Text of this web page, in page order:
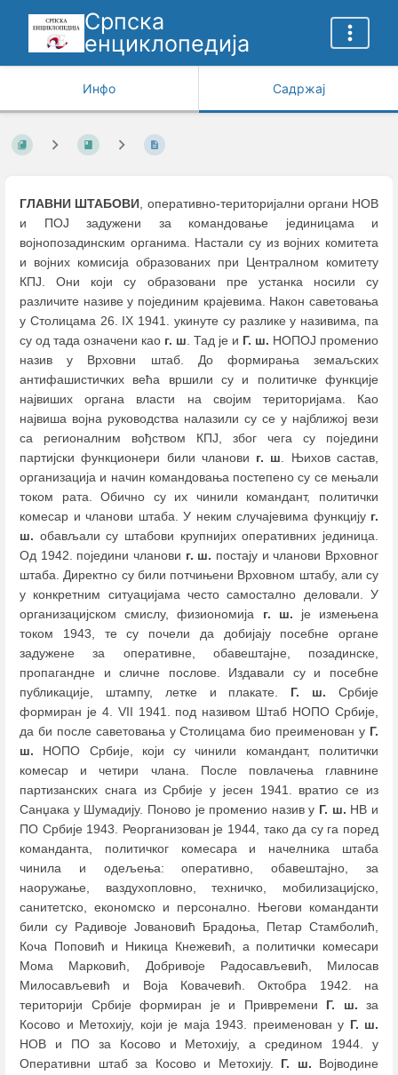
Српска
енциклопедија
Инфо Садржај
ГЛАВНИ ШТАБОВИ, оперативно-територијални органи НОВ
и ПОЈ задужени за командовање јединицама и
војнопозадинским органима. Настали су из војних комитета
и војних комисија образованих при Централном комитету
КПЈ. Они који су образовани пре устанка носили су
различите називе у појединим крајевима. Након саветовања
у Столицама 26. IX 1941. укинуте су разлике у називима, па
су од тада означени као г. ш. Тад је и Г. ш. НОПОЈ променио
назив у Врховни штаб. До формирања земаљских
антифашистичких већа вршили су и политичке функције
највиших органа власти на својим територијама. Као
највиша војна руководства налазили су се у најближој вези
са регионалним вођством КПЈ, због чега су поједини
партијски функционери били чланови г. ш. Њихов састав,
организација и начин командовања постепено су се мењали
током рата. Обично су их чинили командант, политички
комесар и чланови штаба. У неким случајевима функцију г.
ш. обављали су штабови крупнијих оперативних јединица.
Од 1942. поједини чланови г. ш. постају и чланови Врховног
штаба. Директно су били потчињени Врховном штабу, али су
у конкретним ситуацијама често самостално деловали. У
организацијском смислу, физиономија г. ш. је измењена
током 1943, те су почели да добијају посебне органе
задужене за оперативне, обавештајне, позадинске,
пропагандне и сличне послове. Издавали су и посебне
публикације, штампу, летке и плакате. Г. ш. Србије
формиран је 4. VII 1941. под називом Штаб НОПО Србије,
да би после саветовања у Столицама био преименован у Г.
ш. НОПО Србије, који су чинили командант, политички
комесар и четири члана. После повлачења главнине
партизанских снага из Србије у јесен 1941. вратио се из
Санџака у Шумадију. Поново је променио назив у Г. ш. НВ и
ПО Србије 1943. Реорганизован је 1944, тако да су га поред
команданта, политичког комесара и начелника штаба
чинила и одељења: оперативно, обавештајно, за
наоружање, ваздухопловно, техничко, мобилизацијско,
санитетско, економско и персонално. Његови команданти
били су Радивоје Јовановић Брадоња, Петар Стамболић,
Коча Поповић и Никица Кнежевић, а политички комесари
Мома Марковић, Добривоје Радосављевић, Милосав
Милосављевић и Воја Ковачевић. Октобра 1942. на
територији Србије формиран је и Привремени Г. ш. за
Косово и Метохију, који је маја 1943. преименован у Г. ш.
НОВ и ПО за Косово и Метохију, а средином 1944. у
Оперативни штаб за Косово и Метохију. Г. ш. Војводине